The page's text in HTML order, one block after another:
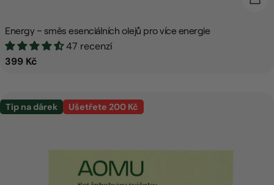
Energy – směs esenciálních olejů pro více energie
47 recenzí
Běžná
399 Kč
Tip na dárek Ušetřete 200 Kč